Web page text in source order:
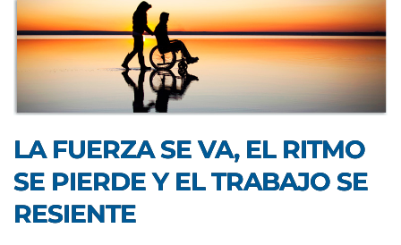
LA FUERZA SE VA, EL RITMO
SE PIERDE Y EL TRABAJO SE
RESIENTE